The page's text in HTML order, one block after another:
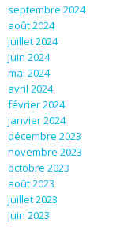
septembre 2024
août 2024
juillet 2024
juin 2024
mai 2024
avril 2024
février 2024
janvier 2024
décembre 2023
novembre 2023
octobre 2023
août 2023
juillet 2023
juin 2023